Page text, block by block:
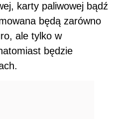
karty paliwowej bądź
będą zarówno
ale tylko w
będzie